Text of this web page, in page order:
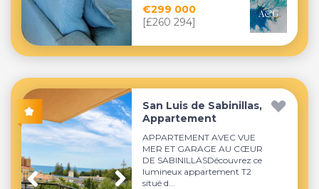
€299 000
[£260 294]
San Luis de Sabinillas,
Appartement
APPARTEMENT AVEC VUE
MER ET GARAGE AU CŒUR
DE SABINILLASDécouvrez ce
lumineux appartement T2
situé d...